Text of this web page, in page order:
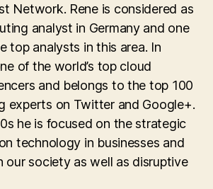
Network. Rene is considered as
analyst in Germany and one
top analysts in this area. In
of the world’s top cloud
and belongs to the top 100
experts on Twitter and Google+.
he is focused on the strategic
technology in businesses and
our society as well as disruptive